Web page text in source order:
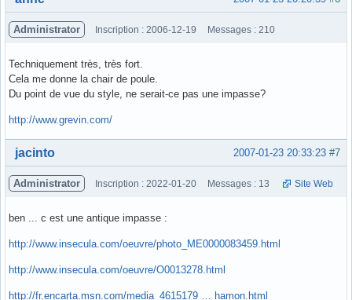
Administrator Inscription : 2006-12-19 Messages : 210
Techniquement très, très fort.
Cela me donne la chair de poule.
Du point de vue du style, ne serait-ce pas une impasse?
http://www.grevin.com/
Hors ligne #7
2007-01-23 20:33:23
jacinto
Administrator Inscription : 2022-01-20 Messages : 13 Site Web
ben ... c est une antique impasse :
http://www.insecula.com/oeuvre/photo_ME0000083459.html
http://www.insecula.com/oeuvre/O0013278.html
http://fr.encarta.msn.com/media_4615179 … hamon.html